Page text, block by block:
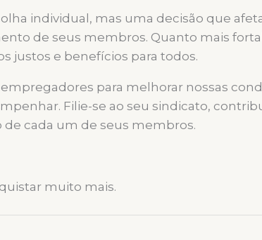
individual, mas uma decisão que
de seus membros. Quanto mais
justos e benefícios para todos.
para melhorar nossas
Filie-se ao seu sindicato,
cada um de seus membros.
muito mais.